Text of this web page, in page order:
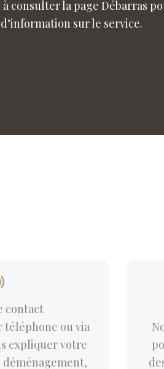
consulter la page Débarras
sur le service.
contact
téléphone ou via
expliquer votre
déménagement,